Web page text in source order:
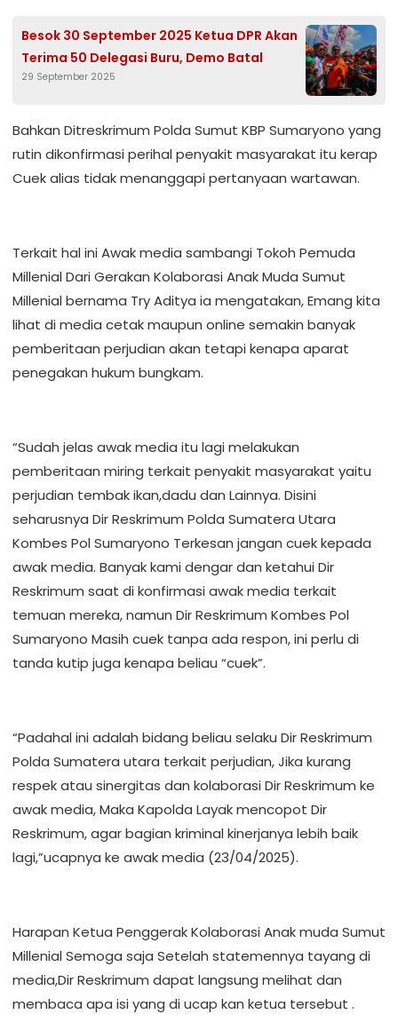
Besok 30 September 2025 Ketua DPR Akan
Terima 50 Delegasi Buru, Demo Batal
29 September 2025
Bahkan Ditreskrimum Polda Sumut KBP Sumaryono yang
rutin dikonfirmasi perihal penyakit masyarakat itu kerap
Cuek alias tidak menanggapi pertanyaan wartawan.
Terkait hal ini Awak media sambangi Tokoh Pemuda
Millenial Dari Gerakan Kolaborasi Anak Muda Sumut
Millenial bernama Try Aditya ia mengatakan, Emang kita
lihat di media cetak maupun online semakin banyak
pemberitaan perjudian akan tetapi kenapa aparat
penegakan hukum bungkam.
“Sudah jelas awak media itu lagi melakukan
pemberitaan miring terkait penyakit masyarakat yaitu
perjudian tembak ikan,dadu dan Lainnya. Disini
seharusnya Dir Reskrimum Polda Sumatera Utara
Kombes Pol Sumaryono Terkesan jangan cuek kepada
awak media. Banyak kami dengar dan ketahui Dir
Reskrimum saat di konfirmasi awak media terkait
temuan mereka, namun Dir Reskrimum Kombes Pol
Sumaryono Masih cuek tanpa ada respon, ini perlu di
tanda kutip juga kenapa beliau “cuek”.
“Padahal ini adalah bidang beliau selaku Dir Reskrimum
Polda Sumatera utara terkait perjudian, Jika kurang
respek atau sinergitas dan kolaborasi Dir Reskrimum ke
awak media, Maka Kapolda Layak mencopot Dir
Reskrimum, agar bagian kriminal kinerjanya lebih baik
lagi,”ucapnya ke awak media (23/04/2025).
Harapan Ketua Penggerak Kolaborasi Anak muda Sumut
Millenial Semoga saja Setelah statemennya tayang di
media,Dir Reskrimum dapat langsung melihat dan
membaca apa isi yang di ucap kan ketua tersebut .